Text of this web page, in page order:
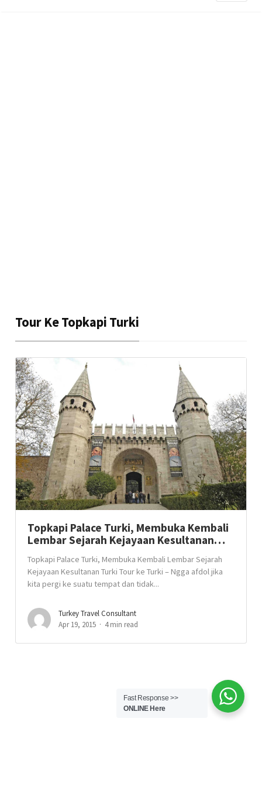
Tour Ke Topkapi Turki
Topkapi Palace Turki, Membuka Kembali
Lembar Sejarah Kejayaan Kesultanan…
Topkapi Palace Turki, Membuka Kembali Lembar Sejarah
Kejayaan Kesultanan Turki Tour ke Turki – Ngga afdol jika
kita pergi ke suatu tempat dan tidak...
Turkey Travel Consultant
Apr 19, 2015
4 min read
Fast Response >>
ONLINE Here